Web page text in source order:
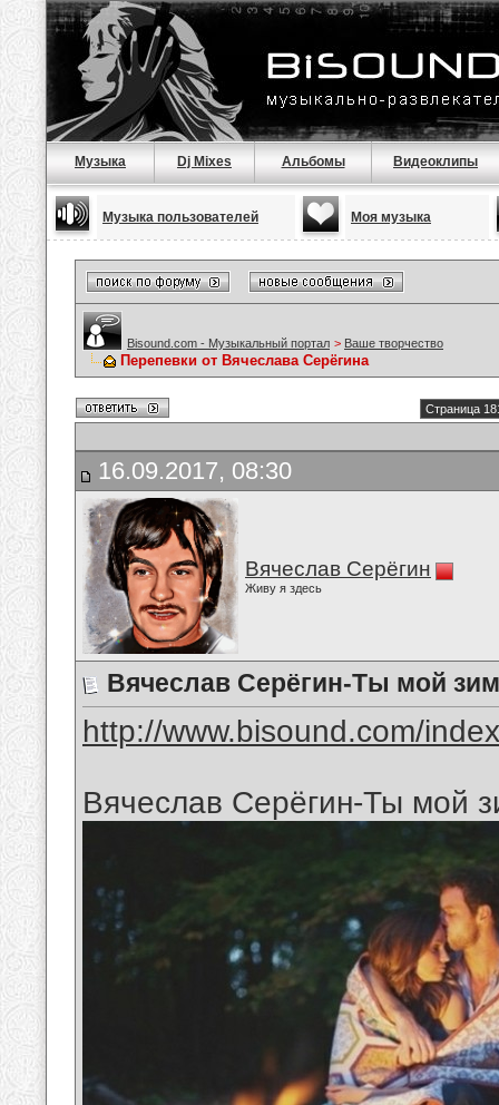
Музыка Dj Mixes Альбомы Видеоклипы
Музыка пользователей Моя музыка
Bisound.com - Музыкальный портал > Ваше творчество
Перепевки от Вячеслава Серёгина
Страница
16.09.2017, 08:30
Вячеслав Серёгин
Живу я здесь
Вячеслав Серёгин-Ты мой
http://www.bisound.com/
Вячеслав Серёгин-Ты мой